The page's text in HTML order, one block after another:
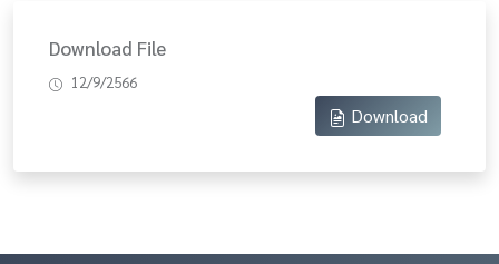
Download File
12/9/2566
Download